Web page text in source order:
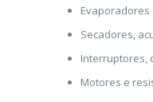
Secadores,
Interruptores,
Motores e